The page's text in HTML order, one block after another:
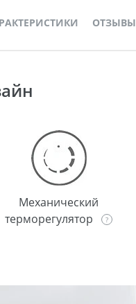
ОТЗЫВЫ
Механический
терморегулятор